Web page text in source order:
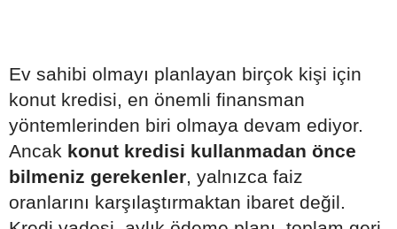
Ev sahibi olmayı planlayan birçok kişi için
konut kredisi, en önemli finansman
yöntemlerinden biri olmaya devam ediyor.
Ancak konut kredisi kullanmadan önce
bilmeniz gerekenler, yalnızca faiz
oranlarını karşılaştırmaktan ibaret değil.